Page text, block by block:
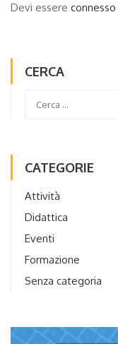
Devi essere connesso
CERCA
CATEGORIE
Attività
Didattica
Eventi
Formazione
Senza categoria